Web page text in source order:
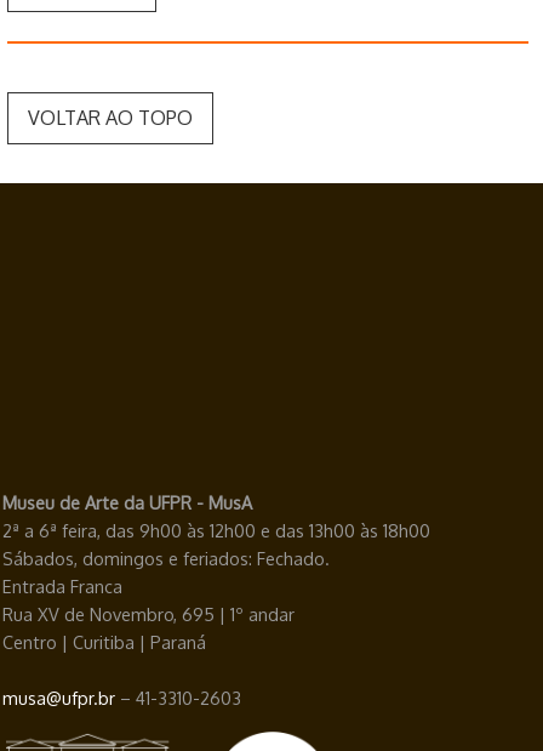
VOLTAR AO TOPO
Museu de Arte da UFPR - MusA
2ª a 6ª feira, das 9h00 às 12h00 e das 13h00 às 18h00
Sábados, domingos e feriados: Fechado.
Entrada Franca
Rua XV de Novembro, 695 | 1º andar
Centro | Curitiba | Paraná
musa@ufpr.br – 41-3310-2603